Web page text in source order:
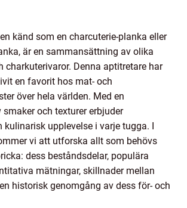
känd som en charcuterie-planka eller
är en sammansättning av olika
charkuterivaror. Denna aptitretare har
en favorit hos mat- och
över hela världen. Med en
och texturer erbjuder
kulinarisk upplevelse i varje tugga. I
vi att utforska allt som behövs
dess beståndsdelar, populära
mätningar, skillnader mellan
historisk genomgång av dess för- och